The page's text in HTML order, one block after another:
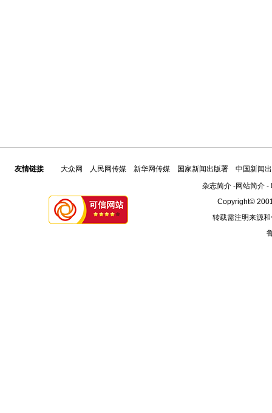
友情链接 大众网 人民网传媒 新华网传媒 国家新闻出版署
中国新闻
杂志简介-网站简介-
Copyright©
转载需注明来源